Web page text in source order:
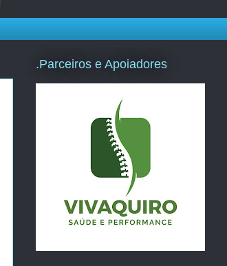
.Parceiros e Apoiadores